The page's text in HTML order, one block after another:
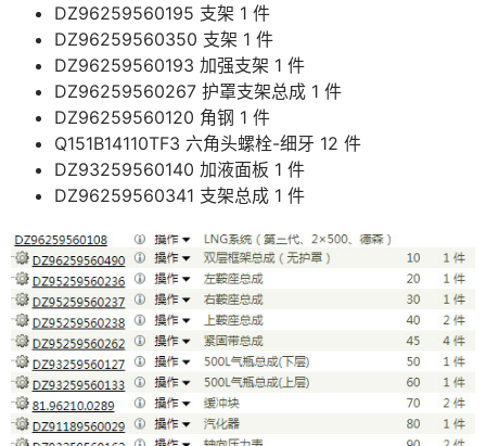
DZ96259560195 支架 1 件
DZ96259560350 支架 1 件
DZ96259560193 加强支架 1 件
DZ96259560267 护罩支架总成 1 件
DZ96259560120 角钢 1 件
Q151B14110TF3 六角头螺栓-细牙 12 件
DZ93259560140 加液面板 1 件
DZ96259560341 支架总成 1 件